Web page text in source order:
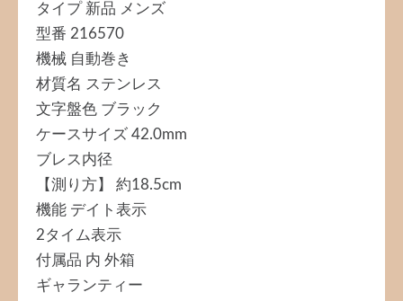
タイプ 新品 メンズ
型番 216570
機械 自動巻き
材質名 ステンレス
文字盤色 ブラック
ケースサイズ 42.0mm
ブレス内径
【測り方】 約18.5cm
機能 デイト表示
2タイム表示
付属品 内 外箱
ギャランティー